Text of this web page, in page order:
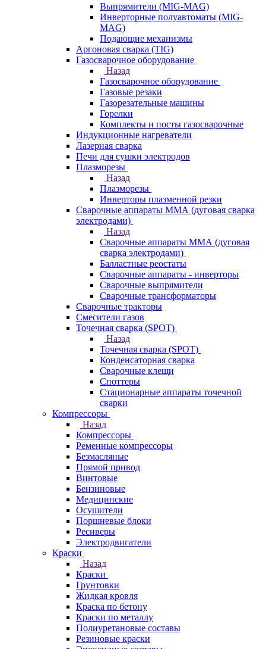
Выпрямители (MIG-MAG)
Инверторные полуавтоматы (MIG-
MAG)
Подающие механизмы
Аргоновая сварка (TIG)
Газосварочное оборудование
Назад
Газосварочное оборудование
Газовые резаки
Газорезательные машины
Горелки
Комплекты и посты газосварочные
Индукционные нагреватели
Лазерная сварка
Печи для сушки электродов
Плазморезы
Назад
Плазморезы
Инверторы плазменной резки
Сварочные аппараты ММА (дуговая сварка
электродами)
Назад
Сварочные аппараты ММА (дуговая
сварка электродами)
Балластные реостаты
Сварочные аппараты - инверторы
Сварочные выпрямители
Сварочные трансформаторы
Сварочные тракторы
Смесители газов
Точечная сварка (SPOT)
Назад
Точечная сварка (SPOT)
Конденсаторная сварка
Сварочные клещи
Споттеры
Стационарные аппараты точечной
сварки
Компрессоры
Назад
Компрессоры
Ременные компрессоры
Безмасляные
Прямой привод
Винтовые
Бензиновые
Медицинские
Осушители
Поршневые блоки
Ресиверы
Электродвигатели
Краски
Назад
Краски
Грунтовки
Жидкая кровля
Краска по бетону
Краски по металлу
Полиуретановые составы
Резиновые краски